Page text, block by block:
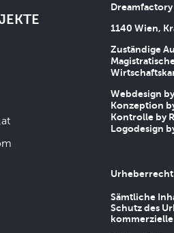
1140 Wien,
Zuständige
Webdesign
Konzeption
Kontrolle by
Logodesign
Urheberrecht
Sämtliche
Schutz des